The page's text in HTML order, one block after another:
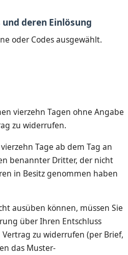
deren Einlösung
oder Codes ausgewählt.
vierzehn Tagen ohne Angabe
zu widerrufen.
Tage ab dem Tag an
benannter Dritter, der nicht
in Besitz genommen haben
ausüben können, müssen Sie
über Ihren Entschluss
zu widerrufen (per Brief,
das Muster-